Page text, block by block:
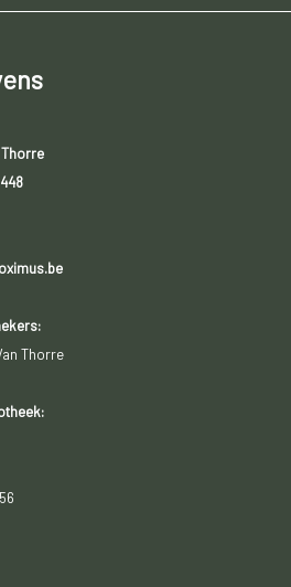
Thorre